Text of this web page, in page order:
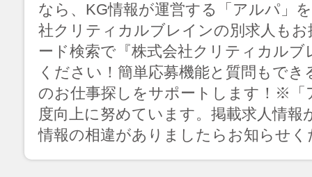
なら、KG情報が運営する「アルパ」
社クリティカルブレインの別求人も
ード検索で『株式会社クリティカル
ください！簡単応募機能と質問もで
のお仕事探しをサポートします！※「
度向上に努めています。掲載求人情報
情報の相違がありましたらお知らせく